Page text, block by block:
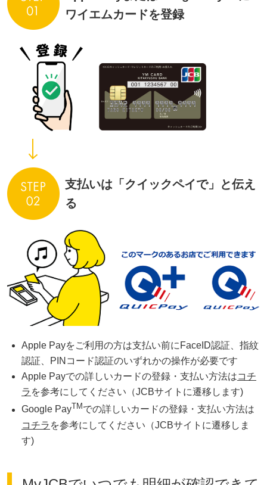
ワイエムカードを登録
支払いは「クイックペイで」と伝え
る
Apple Payをご利用の方は支払い前にFaceID認証、指紋
認証、PINコード認証のいずれかの操作が必要です
Apple Payでの詳しいカードの登録・支払い方法はコチ
ラ を参考にしてください（JCBサイトに遷移します)
Google PayTM での詳しいカードの登録・支払い方法は
コチラ を参考にしてください（JCBサイトに遷移しま
す)